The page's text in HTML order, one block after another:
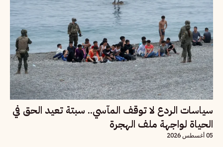
سياسات الردع لا توقف المآسي.. سبتة تعيد الحق في
الحياة لواجهة ملف الهجرة
05 أغسطس 2026